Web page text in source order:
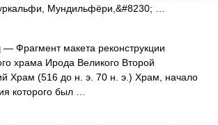
Мундильфёри,&#8230; …
— Фрагмент макета реконструкции
храма Ирода Великого Второй
Храм (516 до н. э. 70 н. э.) Храм, начало
которого был …